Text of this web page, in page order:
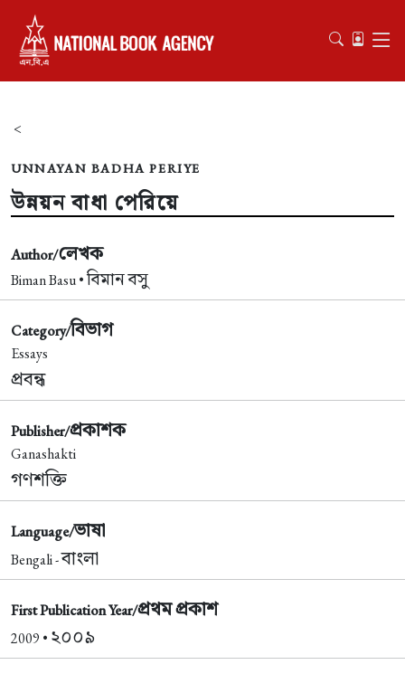
<
UNNAYAN BADHA PERIYE
উন্নয়ন বাধা পেরিয়ে
Author/লেখক
Biman Basu •বিমান বসু
Category/বিভাগ
Essays
প্রবন্ধ
Publisher/প্রকাশক
Ganashakti
গণশক্তি
Language/ভাষা
Bengali -বাংলা
First Publication Year/প্রথম প্রকাশ
2009 • ২০০৯